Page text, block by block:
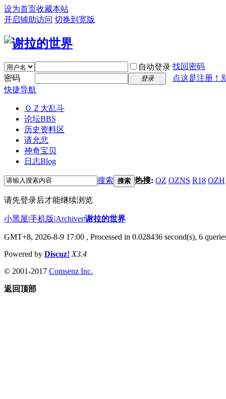
设为首页收藏本站
开启辅助访问 切换到宽版
自动登录 找回密码
密码
登录
点这是注册！
快捷导航
ＯＺ大乱斗
论坛BBS
历史资料区
请允悲
神奇宝贝
日志Blog
搜索 搜索 热搜: OZ OZNS R18 OZH
请先登录后才能继续浏览
小黑屋|手机版|Archiver|谢拉的世界
GMT+8, 2026-8-9 17:00 , Processed in 0.028436 second(s), 6
Powered by Discuz! X3.4
© 2001-2017 Comsenz Inc.
返回顶部